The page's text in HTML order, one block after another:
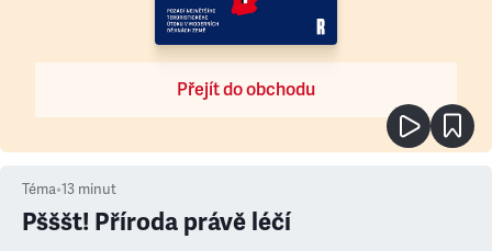
Přejít do obchodu
Téma•13 minut
Pšššt! Příroda právě léčí